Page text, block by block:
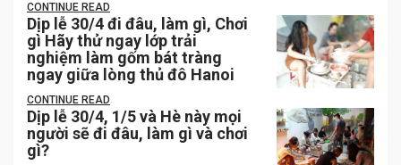
CONTINUE READ
Dịp lễ 30/4 đi đâu, làm gì, Chơi
gì Hãy thử ngay lớp trải
nghiệm làm gốm bát tràng
ngay giữa lòng thủ đô Hanoi
CONTINUE READ
Dịp lễ 30/4, 1/5 và Hè này mọi
người sẽ đi đâu, làm gì và chơi
gì?